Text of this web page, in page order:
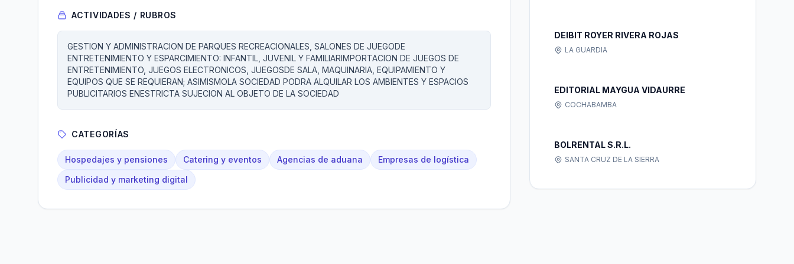
ACTIVIDADES / RUBROS
GESTION Y ADMINISTRACION DE PARQUES RECREACIONALES, SALONES DE JUEGODE
ENTRETENIMIENTO Y ESPARCIMIENTO: INFANTIL, JUVENIL Y FAMILIARIMPORTACION DE JUEGOS DE
ENTRETENIMIENTO, JUEGOS ELECTRONICOS, JUEGOSDE SALA, MAQUINARIA, EQUIPAMIENTO Y
EQUIPOS QUE SE REQUIERAN; ASIMISMOLA SOCIEDAD PODRA ALQUILAR LOS AMBIENTES Y ESPACIOS
PUBLICITARIOS ENESTRICTA SUJECION AL OBJETO DE LA SOCIEDAD
CATEGORÍAS
Hospedajes y pensiones Catering y eventos Agencias de aduana
Empresas de logística
Publicidad y marketing digital
DEIBIT ROYER RIVERA ROJAS
LA GUARDIA
EDITORIAL MAYGUA VIDAURRE
COCHABAMBA
BOLRENTAL S.R.L.
SANTA CRUZ DE LA SIERRA